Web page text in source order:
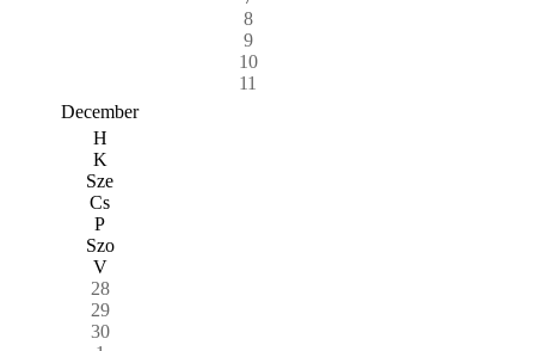
8
9
10
11
December
H
K
Sze
Cs
P
Szo
V
28
29
30